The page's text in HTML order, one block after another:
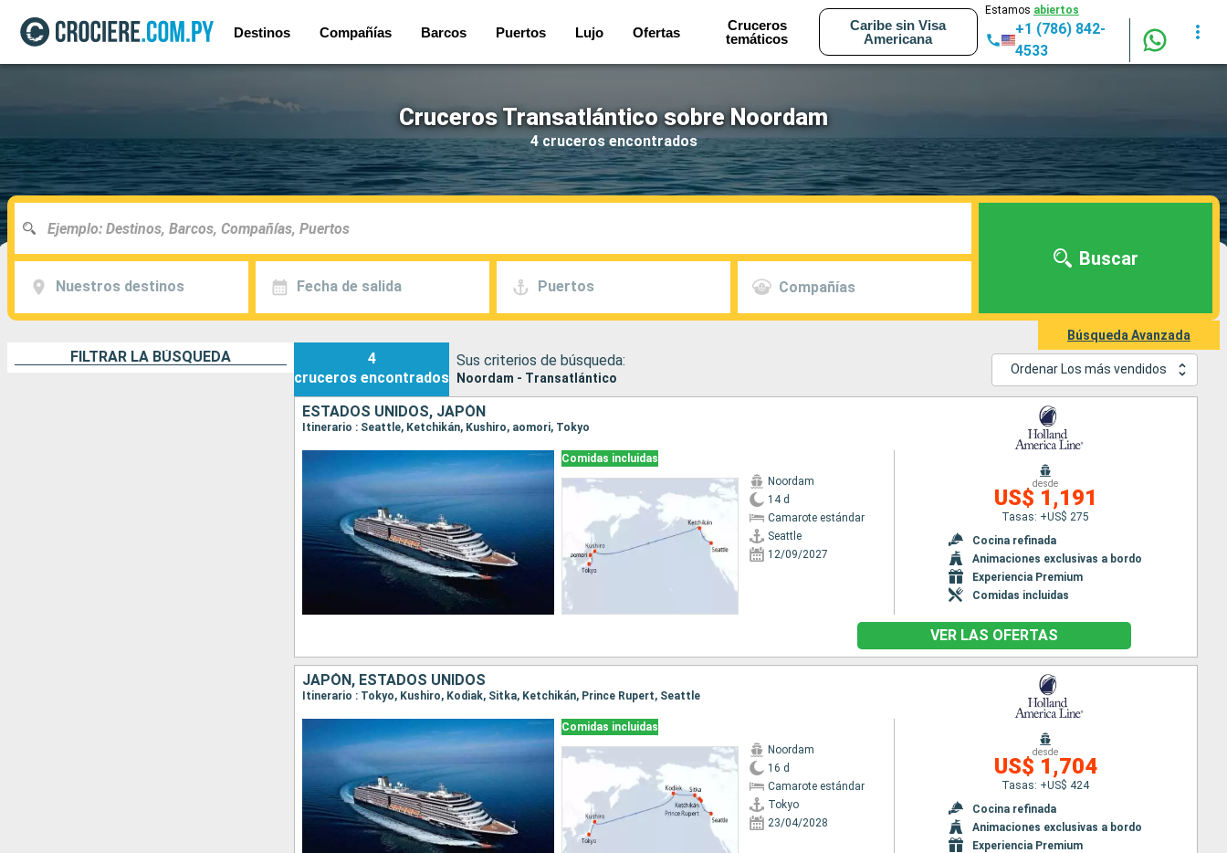
Destinos Compañías Barcos Puertos Lujo Ofertas
Cruceros
temáticos
Caribe sin Visa
Americana
Estamos abiertos
+1 (786) 842-
4533
Cruceros Transatlántico sobre Noordam
4 cruceros encontrados
Nuestros destinos Fecha de salida Puertos Compañías
Buscar
Búsqueda Avanzada
FILTRAR LA BÚSQUEDA
4
cruceros encontrados
Sus criterios de búsqueda:
Noordam - Transatlántico
Ordenar Los más vendidos
ESTADOS UNIDOS, JAPÓN
Itinerario : Seattle, Ketchikán, Kushiro, aomori, Tokyo
Comidas incluidas
Noordam
14 d
Camarote estándar
Seattle
12/09/2027
desde
US$ 1,191
Tasas: +US$ 275
Cocina refinada
Animaciones exclusivas a bordo
Experiencia Premium
Comidas incluidas
VER LAS OFERTAS
JAPÓN, ESTADOS UNIDOS
Itinerario : Tokyo, Kushiro, Kodiak, Sitka, Ketchikán, Prince Rupert, Seattle
Comidas incluidas
Noordam
16 d
Camarote estándar
Tokyo
23/04/2028
desde
US$ 1,704
Tasas: +US$ 424
Cocina refinada
Animaciones exclusivas a bordo
Experiencia Premium